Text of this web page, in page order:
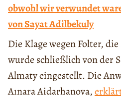
obwohl wir verwundet
von Sayat Adilbekuly
Die Klage wegen Folter,
wurde schließlich von der
Almaty eingestellt. Die
Aınara Aidarhanova,